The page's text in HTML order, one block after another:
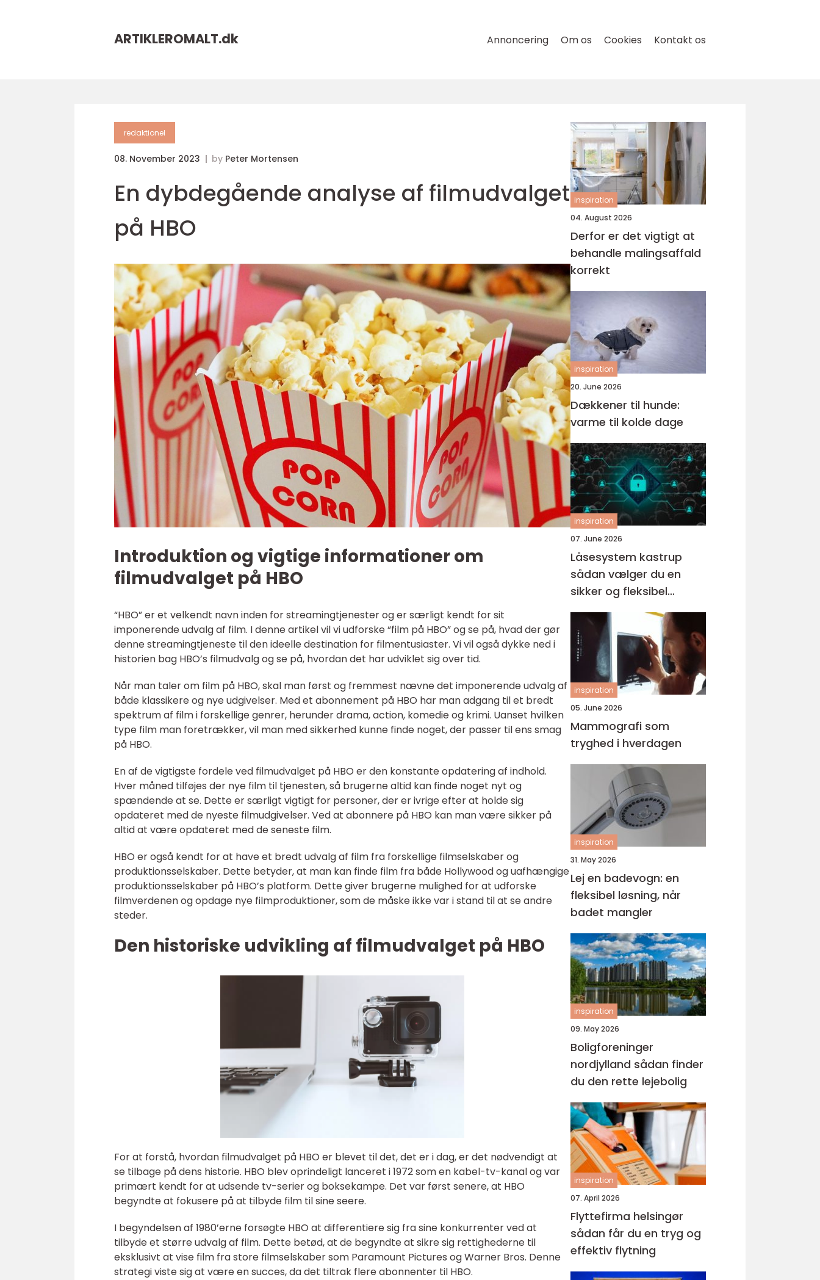
ARTIKLEROMALT.dk Annoncering Om os Cookies Kontakt os
redaktionel
08. November 2023 by Peter Mortensen
En dybdegående analyse af filmudvalget
på HBO
Introduktion og vigtige informationer om
filmudvalget på HBO
“HBO” er et velkendt navn inden for streamingtjenester og er særligt kendt for sit
imponerende udvalg af film. I denne artikel vil vi udforske “film på HBO” og se på, hvad der gør
denne streamingtjeneste til den ideelle destination for filmentusiaster. Vi vil også dykke ned i
historien bag HBO’s filmudvalg og se på, hvordan det har udviklet sig over tid.
Når man taler om film på HBO, skal man først og fremmest nævne det imponerende udvalg af
både klassikere og nye udgivelser. Med et abonnement på HBO har man adgang til et bredt
spektrum af film i forskellige genrer, herunder drama, action, komedie og krimi. Uanset hvilken
type film man foretrækker, vil man med sikkerhed kunne finde noget, der passer til ens smag
på HBO.
En af de vigtigste fordele ved filmudvalget på HBO er den konstante opdatering af indhold.
Hver måned tilføjes der nye film til tjenesten, så brugerne altid kan finde noget nyt og
spændende at se. Dette er særligt vigtigt for personer, der er ivrige efter at holde sig
opdateret med de nyeste filmudgivelser. Ved at abonnere på HBO kan man være sikker på
altid at være opdateret med de seneste film.
HBO er også kendt for at have et bredt udvalg af film fra forskellige filmselskaber og
produktionsselskaber. Dette betyder, at man kan finde film fra både Hollywood og uafhængige
produktionsselskaber på HBO’s platform. Dette giver brugerne mulighed for at udforske
filmverdenen og opdage nye filmproduktioner, som de måske ikke var i stand til at se andre
steder.
Den historiske udvikling af filmudvalget på HBO
For at forstå, hvordan filmudvalget på HBO er blevet til det, det er i dag, er det nødvendigt at
se tilbage på dens historie. HBO blev oprindeligt lanceret i 1972 som en kabel-tv-kanal og var
primært kendt for at udsende tv-serier og boksekampe. Det var først senere, at HBO
begyndte at fokusere på at tilbyde film til sine seere.
I begyndelsen af 1980’erne forsøgte HBO at differentiere sig fra sine konkurrenter ved at
tilbyde et større udvalg af film. Dette betød, at de begyndte at sikre sig rettighederne til
eksklusivt at vise film fra store filmselskaber som Paramount Pictures og Warner Bros. Denne
strategi viste sig at være en succes, da det tiltrak flere abonnenter til HBO.
inspiration
04. August 2026
Derfor er det vigtigt at
behandle malingsaffald
korrekt
inspiration
20. June 2026
Dækkener til hunde:
varme til kolde dage
inspiration
07. June 2026
Låsesystem kastrup
sådan vælger du en
sikker og fleksibel
løsning
inspiration
05. June 2026
Mammografi som
tryghed i hverdagen
inspiration
31. May 2026
Lej en badevogn: en
fleksibel løsning, når
badet mangler
inspiration
09. May 2026
Boligforeninger
nordjylland sådan finder
du den rette lejebolig
inspiration
07. April 2026
Flyttefirma helsingør
sådan får du en tryg og
effektiv flytning